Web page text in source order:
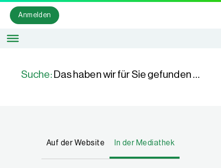
Anmelden
Suche: Das haben wir für Sie gefunden …
Auf der Website In der Mediathek